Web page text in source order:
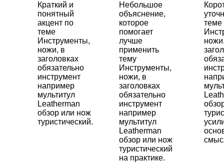
Краткий и
понятный
акцент по
теме
Инструменты,
ножи, в
заголовках
обязательно
инструмент
например
мультитул
Leatherman
обзор или нож
туристический.
Небольшое
объяснение,
которое
помогает
лучше
применить
тему
Инструменты,
ножи, в
заголовках
обязательно
инструмент
например
мультитул
Leatherman
обзор или нож
туристический
на практике.
теме